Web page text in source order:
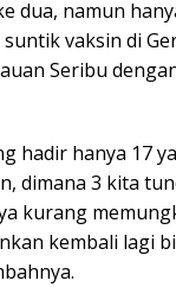
dua, namun
vaksin di
Seribu
hadir hanya 17
dimana 3 kita
kurang
kembali lagi